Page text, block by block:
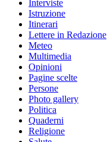
Interviste
Istruzione
Itinerari
Lettere in Redazione
Meteo
Multimedia
Opinioni
Pagine scelte
Persone
Photo gallery
Politica
Quaderni
Religione